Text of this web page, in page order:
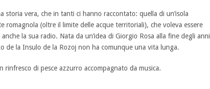
storia vera, che in tanti ci hanno raccontato: quella di un’isola
romagnola (oltre il limite delle acque territoriali), che voleva essere
la sua radio. Nata da un’idea di Giorgio Rosa alla fine degli anni
de la Insulo de la Rozoj non ha comunque una vita lunga.
rinfresco di pesce azzurro accompagnato da musica.